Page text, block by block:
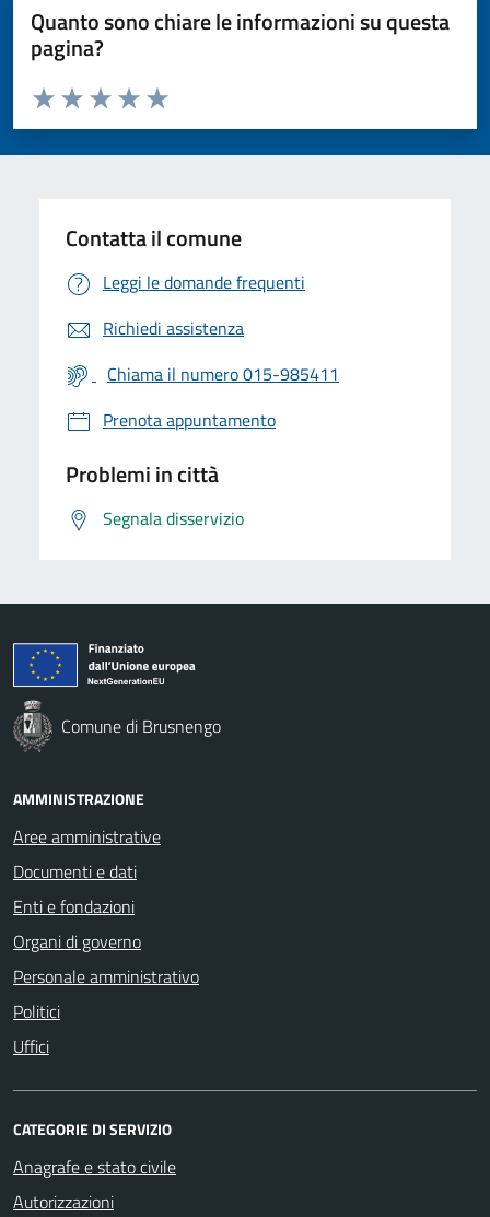
Quanto sono chiare le informazioni su questa
pagina?
Valuta da 1 a 5 stelle la pagina
Valuta 5 stelle su 5
Valuta 4 stelle su 5
Valuta 3 stelle su 5
Valuta 2 stelle su 5
Valuta 1 stelle su 5
Contatta il comune
Leggi le domande frequenti
Richiedi assistenza
Chiama il numero 015-985411
Prenota appuntamento
Problemi in città
Segnala disservizio
Comune di Brusnengo
AMMINISTRAZIONE
Aree amministrative
Documenti e dati
Enti e fondazioni
Organi di governo
Personale amministrativo
Politici
Uffici
CATEGORIE DI SERVIZIO
Anagrafe e stato civile
Autorizzazioni